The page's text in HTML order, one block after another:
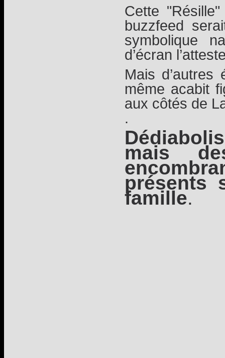
Cette
buzzfeed
symbolique
d’écran
Mais d’autres
même acabit
aux côtés de
.
mais
présents
famille.